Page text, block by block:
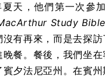
天，他們第一次參
Study Bible
沒有再來，而是去探
晚餐。餐後，我們坐
賓夕法尼亞州。在賓